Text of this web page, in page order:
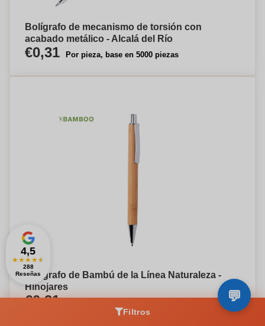
Bolígrafo de mecanismo de torsión con
acabado metálico - Alcalá del Río
€0,31 Por pieza, base en 5000 piezas
Bolígrafo de Bambú de la Línea Naturaleza -
Hinojares
€0,31
Filtros
4,5
★★★★★
288
Reseñas